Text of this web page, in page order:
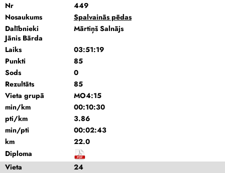
Nr
449
Nosaukums
Spalvainās pēdas
Dalībnieki
Mārtiņš Salnājs
Jānis Bārda
Laiks
03:51:19
Punkti
85
Sods
0
Rezultāts
85
Vieta grupā
MO4:15
min/km
00:10:30
pti/km
3.86
min/pti
00:02:43
km
22.0
Diploma
Vieta
24